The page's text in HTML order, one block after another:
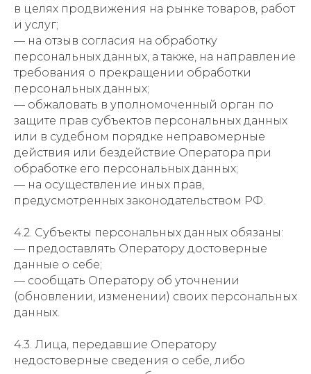
в целях продвижения на рынке товаров, работ
и услуг;
— на отзыв согласия на обработку
персональных данных, а также, на направление
требования о прекращении обработки
персональных данных;
— обжаловать в уполномоченный орган по
защите прав субъектов персональных данных
или в судебном порядке неправомерные
действия или бездействие Оператора при
обработке его персональных данных;
— на осуществление иных прав,
предусмотренных законодательством РФ.
4.2. Субъекты персональных данных обязаны:
— предоставлять Оператору достоверные
данные о себе;
— сообщать Оператору об уточнении
(обновлении, изменении) своих персональных
данных.
4.3. Лица, передавшие Оператору
недостоверные сведения о себе, либо